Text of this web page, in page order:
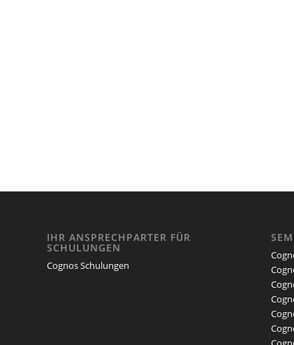
IHR ANSPRECHPARTER FÜR
SCHULUNGEN
Cognos Schulungen